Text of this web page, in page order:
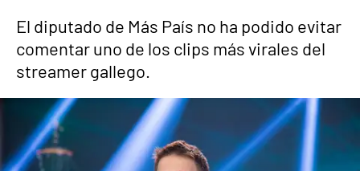
El diputado de Más País no ha podido evitar
comentar uno de los clips más virales del
streamer gallego.